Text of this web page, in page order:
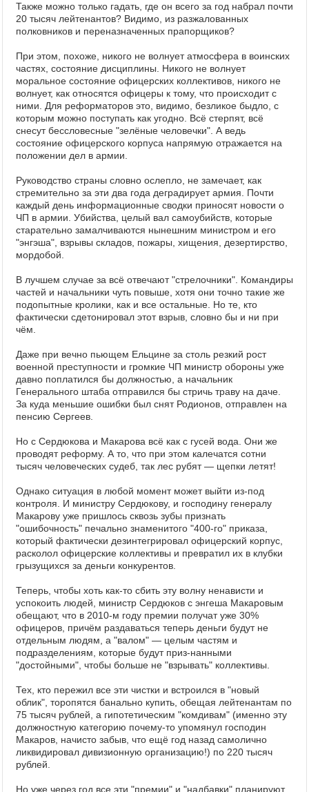
Также можно только гадать, где он всего за год набрал почти
20 тысяч лейтенантов? Видимо, из разжалованных
полковников и переназначенных прапорщиков?
При этом, похоже, никого не волнует атмосфера в воинских
частях, состояние дисциплины. Никого не волнует
моральное состояние офицерских коллективов, никого не
волнует, как относятся офицеры к тому, что происходит с
ними. Для реформаторов это, видимо, безликое быдло, с
которым можно поступать как угодно. Всё стерпят, всё
снесут бессловесные "зелёные человечки". А ведь
состояние офицерского корпуса напрямую отражается на
положении дел в армии.
Руководство страны словно ослепло, не замечает, как
стремительно за эти два года деградирует армия. Почти
каждый день информационные сводки приносят новости о
ЧП в армии. Убийства, целый вал самоубийств, которые
старательно замалчиваются нынешним министром и его
"энгэша", взрывы складов, пожары, хищения, дезертирство,
мордобой.
В лучшем случае за всё отвечают "стрелочники". Командиры
частей и начальники чуть повыше, хотя они точно такие же
подопытные кролики, как и все остальные. Но те, кто
фактически сдетонировал этот взрыв, словно бы и ни при
чём.
Даже при вечно пьющем Ельцине за столь резкий рост
военной преступности и громкие ЧП министр обороны уже
давно поплатился бы должностью, а начальник
Генерального штаба отправился бы стричь траву на даче.
За куда меньшие ошибки был снят Родионов, отправлен на
пенсию Сергеев.
Но с Сердюкова и Макарова всё как с гусей вода. Они же
проводят реформу. А то, что при этом калечатся сотни
тысяч человеческих судеб, так лес рубят — щепки летят!
Однако ситуация в любой момент может выйти из-под
контроля. И министру Сердюкову, и господину генералу
Макарову уже пришлось сквозь зубы признать
"ошибочность" печально знаменитого "400-го" приказа,
который фактически дезинтегрировал офицерский корпус,
расколол офицерские коллективы и превратил их в клубки
грызущихся за деньги конкурентов.
Теперь, чтобы хоть как-то сбить эту волну ненависти и
успокоить людей, министр Сердюков с энгеша Макаровым
обещают, что в 2010-м году премии получат уже 30%
офицеров, причём раздаваться теперь деньги будут не
отдельным людям, а "валом" — целым частям и
подразделениям, которые будут приз-нанными
"достойными", чтобы больше не "взрывать" коллективы.
Тех, кто пережил все эти чистки и встроился в "новый
облик", торопятся банально купить, обещая лейтенантам по
75 тысяч рублей, а гипотетическим "комдивам" (именно эту
должностную категорию почему-то упомянул господин
Макаров, начисто забыв, что ещё год назад самолично
ликвидировал дивизионную организацию!) по 220 тысяч
рублей.
Но уже через год все эти "премии" и "надбавки" планируют